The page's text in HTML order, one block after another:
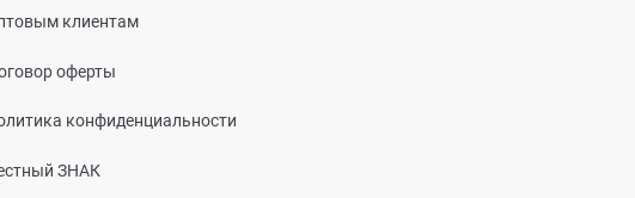
клиентам
оферты
конфиденциальности
ЗНАК